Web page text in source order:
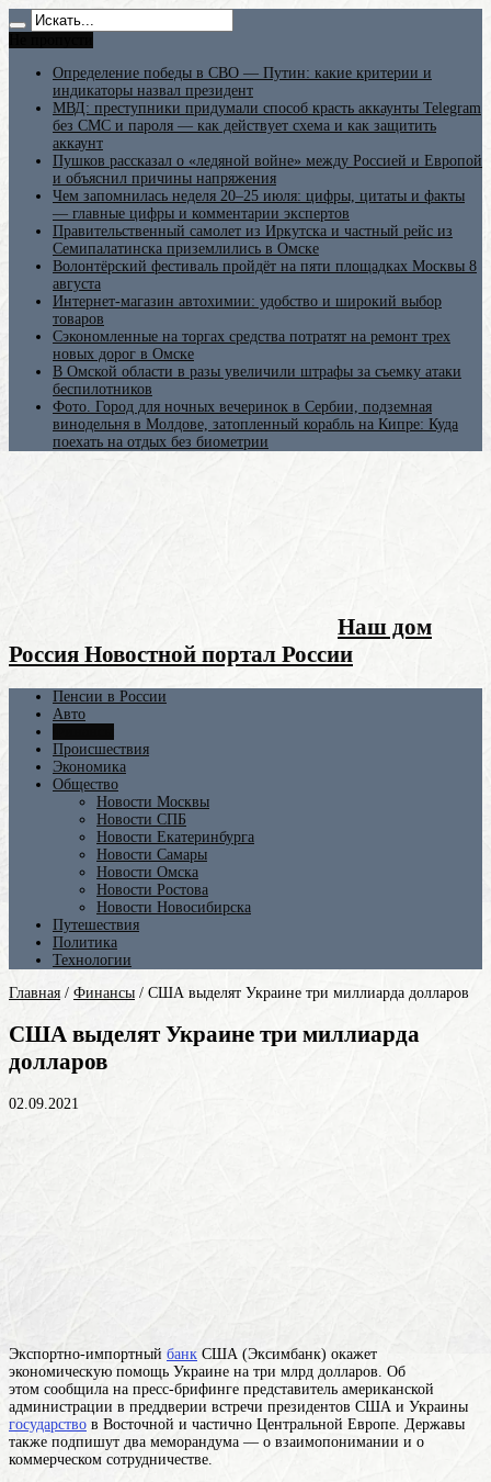
Определение победы в СВО — Путин: какие критерии и
индикаторы назвал президент
МВД: преступники придумали способ красть аккаунты Telegram
без СМС и пароля — как действует схема и как защитить
аккаунт
Пушков рассказал о «ледяной войне» между Россией и Европой
и объяснил причины напряжения
Чем запомнилась неделя 20–25 июля: цифры, цитаты и факты
— главные цифры и комментарии экспертов
Правительственный самолет из Иркутска и частный рейс из
Семипалатинска приземлились в Омске
Волонтёрский фестиваль пройдёт на пяти площадках Москвы 8
августа
Интернет-магазин автохимии: удобство и широкий выбор
товаров
Сэкономленные на торгах средства потратят на ремонт трех
новых дорог в Омске
В Омской области в разы увеличили штрафы за съемку атаки
беспилотников
Фото. Город для ночных вечеринок в Сербии, подземная
винодельня в Молдове, затопленный корабль на Кипре: Куда
поехать на отдых без биометрии
Наш дом
Россия Новостной портал России
Пенсии в России
Авто
Происшествия
Экономика
Общество
Новости Москвы
Новости СПБ
Новости Екатеринбурга
Новости Самары
Новости Омска
Новости Ростова
Новости Новосибирска
Путешествия
Политика
Технологии
Главная / Финансы / США выделят Украине три миллиарда долларов
США выделят Украине три миллиарда
долларов
02.09.2021
Экспортно-импортный банк США (Эксимбанк) окажет
экономическую помощь Украине на три млрд долларов. Об
этом сообщила на пресс-брифинге представитель американской
администрации в преддверии встречи президентов США и Украины
государство в Восточной и частично Центральной Европе . Державы
также подпишут два меморандума — о взаимопонимании и о
коммерческом сотрудничестве.